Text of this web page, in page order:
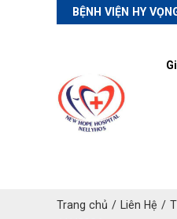
BỆNH VIỆN HY
Trang chủ / Liên Hệ /